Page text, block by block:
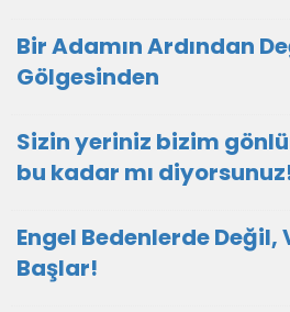
Bir Adamın Ardından
Gölgesinden
Sizin yeriniz bizim
bu kadar mı
Engel Bedenlerde
Başlar!